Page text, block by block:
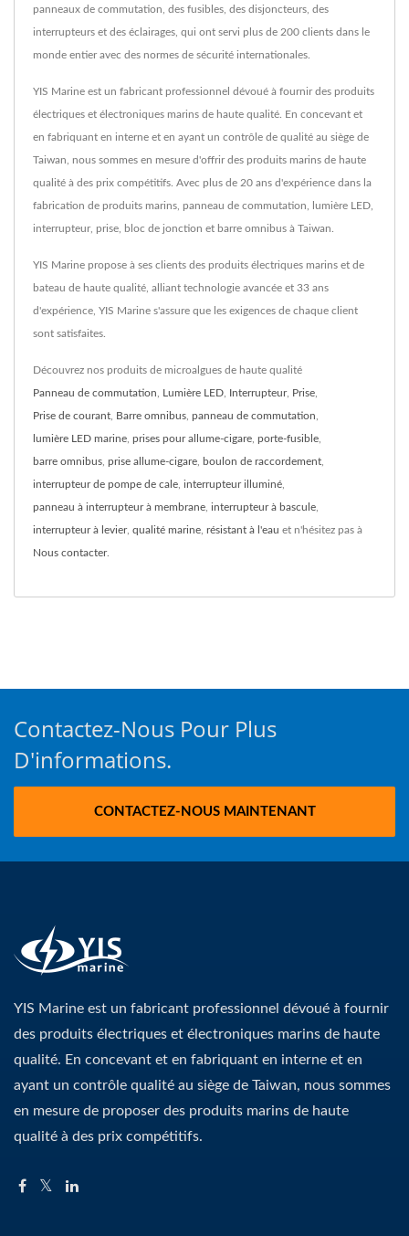
panneaux de commutation, des fusibles, des disjoncteurs, des
interrupteurs et des éclairages, qui ont servi plus de 200 clients dans le
monde entier avec des normes de sécurité internationales.
YIS Marine est un fabricant professionnel dévoué à fournir des produits
électriques et électroniques marins de haute qualité. En concevant et
en fabriquant en interne et en ayant un contrôle de qualité au siège de
Taiwan, nous sommes en mesure d'offrir des produits marins de haute
qualité à des prix compétitifs. Avec plus de 20 ans d'expérience dans la
fabrication de produits marins, panneau de commutation, lumière LED,
interrupteur, prise, bloc de jonction et barre omnibus à Taiwan.
YIS Marine propose à ses clients des produits électriques marins et de
bateau de haute qualité, alliant technologie avancée et 33 ans
d'expérience, YIS Marine s'assure que les exigences de chaque client
sont satisfaites.
Découvrez nos produits de microalgues de haute qualité
Panneau de commutation Lumière LED Interrupteur, Prise
Prise de courant Barre omnibus panneau de commutation
lumière LED marine prises pour allume-cigare porte-fusible
barre omnibus prise allume-cigare boulon de raccordement
interrupteur de pompe de cale interrupteur illuminé
panneau à interrupteur à membrane interrupteur à bascule
interrupteur à levier, qualité marine résistant à l'eau et n'hésitez pas à
Nous contacter.
Contactez-Nous Pour Plus
D'informations.
CONTACTEZ-NOUS MAINTENANT
YIS Marine est un fabricant professionnel dévoué à fournir
des produits électriques et électroniques marins de haute
qualité. En concevant et en fabriquant en interne et en
ayant un contrôle qualité au siège de Taiwan, nous sommes
en mesure de proposer des produits marins de haute
qualité à des prix compétitifs.